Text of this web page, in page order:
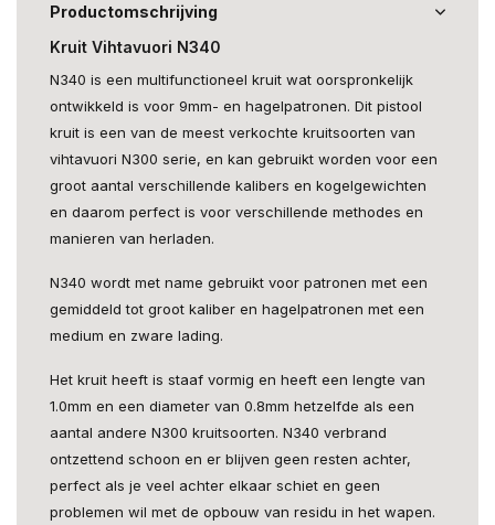
Productomschrijving
Kruit Vihtavuori N340
N340 is een multifunctioneel kruit wat oorspronkelijk
ontwikkeld is voor 9mm- en hagelpatronen. Dit pistool
kruit is een van de meest verkochte kruitsoorten van
vihtavuori N300 serie, en kan gebruikt worden voor een
groot aantal verschillende kalibers en kogelgewichten
en daarom perfect is voor verschillende methodes en
manieren van herladen.
N340 wordt met name gebruikt voor patronen met een
gemiddeld tot groot kaliber en hagelpatronen met een
medium en zware lading.
Het kruit heeft is staaf vormig en heeft een lengte van
1.0mm en een diameter van 0.8mm hetzelfde als een
aantal andere N300 kruitsoorten. N340 verbrand
ontzettend schoon en er blijven geen resten achter,
perfect als je veel achter elkaar schiet en geen
problemen wil met de opbouw van residu in het wapen.